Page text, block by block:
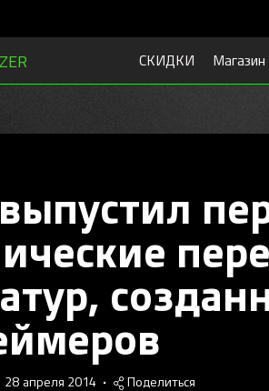
СКИДКИ Магазин
28 апреля 2014 • Поделиться